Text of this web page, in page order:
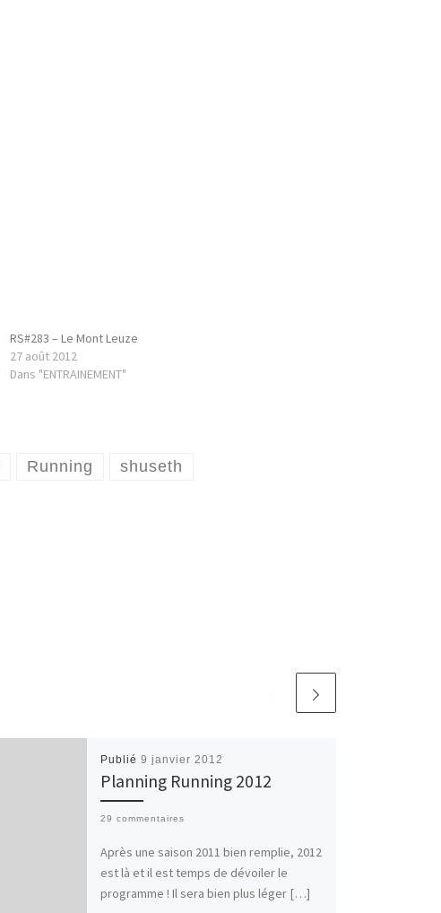
RS#283 – Le Mont Leuze
27 août 2012
Dans "ENTRAINEMENT"
Running shuseth
Publié 9 janvier 2012
Planning Running 2012
29 commentaires
Après une saison 2011 bien remplie, 2012
est là et il est temps de dévoiler le
programme ! Il sera bien plus léger […]